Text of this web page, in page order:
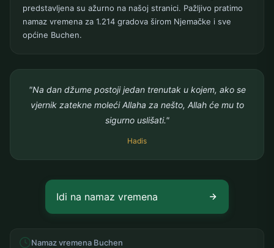
predstavljena su ažurno na našoj stranici. Pažljivo pratimo
namaz vremena za 1.214 gradova širom Njemačke i sve
općine Buchen.
"Na dan džume postoji jedan trenutak u kojem, ako se
vjernik zatekne moleći Allaha za nešto, Allah će mu to
sigurno uslišati."
Hadis
Idi na namaz vremena
Namaz vremena Buchen